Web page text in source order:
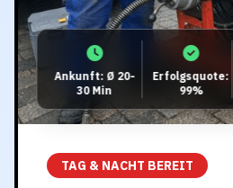
Ankunft: Ø 20-
30 Min
Erfolgsquote:
99%
TAG & NACHT BEREIT